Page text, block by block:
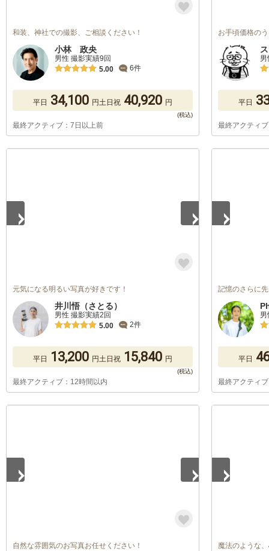
和装、神社での撮影、ご相談ください！
小林 政央
男性 撮影実績9回
5.00
6件
平日 34,100 円土日祝 40,920 円
最終アクティブ：7日以上前
お手頃価格の
平日
最終アクティ
元気になる明るい写真が好きです！
井川悟（さとる）
男性 撮影実績2回
5.00
2件
平日 13,200 円土日祝 15,840 円
最終アクティブ：12時間以内
記憶のさらに
平日
最終アクティ
自然な雰囲気のお写真お任せください！ 魔法のような